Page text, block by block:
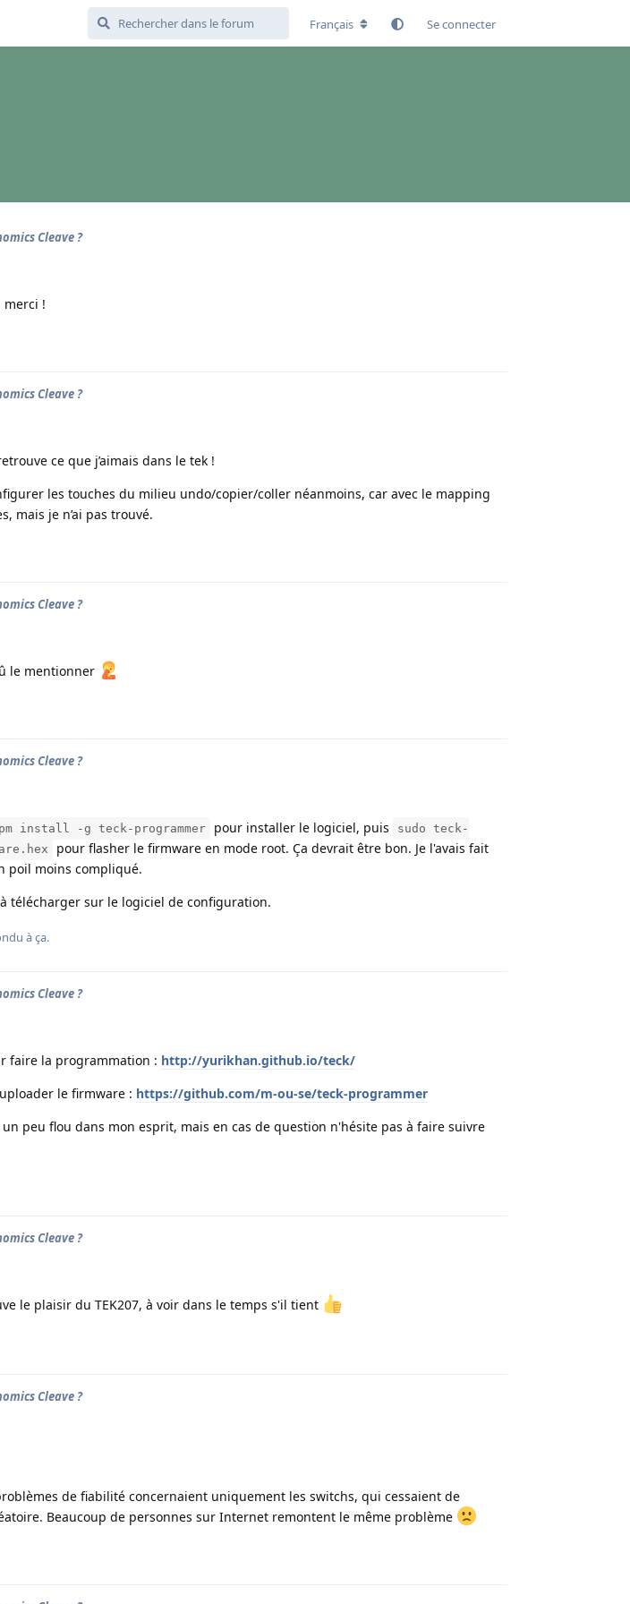
Français Se connecter
Cleave ?
merci !
Cleave ?
ce que j’aimais dans le tek !
les touches du milieu undo/copier/coller néanmoins, car avec le mapping
mais je n’ai pas trouvé.
Cleave ?
le mentionner
Cleave ?
install -g teck-programmer pour installer le logiciel, puis
sudo teck-
pour flasher le firmware en mode root. Ça devrait être bon. Je l'avais fait
poil moins compliqué.
télécharger sur le logiciel de configuration.
à ça.
Cleave ?
faire la programmation : http://yurikhan.github.io/teck/
le firmware : https://github.com/m-ou-se/teck-programmer
peu flou dans mon esprit, mais en cas de question n'hésite pas à faire suivre
Cleave ?
le plaisir du TEK207, à voir dans le temps s'il tient
Cleave ?
de fiabilité concernaient uniquement les switchs, qui cessaient de
Beaucoup de personnes sur Internet remontent le même problème